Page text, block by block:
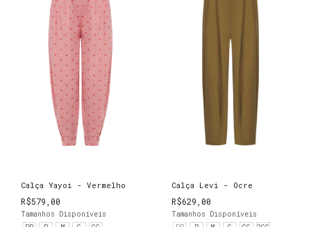
Calça Yayoi - Vermelho
R$579,00
Tamanhos Disponíveis
Calça Levi - Ocre
R$629,00
Tamanhos Disponíveis